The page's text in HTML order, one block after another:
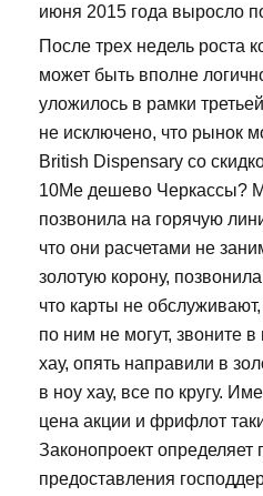
июня 2015 года выросло
После трех недель роста
может быть вполне
уложилось в рамки
не исключено, что рынок
British Dispensary со
10Me дешево Черкассы?
позвонила на горячую
что они расчетами не
золотую корону,
что карты не
по ним не могут, звоните
хау, опять направили в
в ноу хау, все по кругу.
цена акции и фрифлот
Законопроект определяет
предоставления